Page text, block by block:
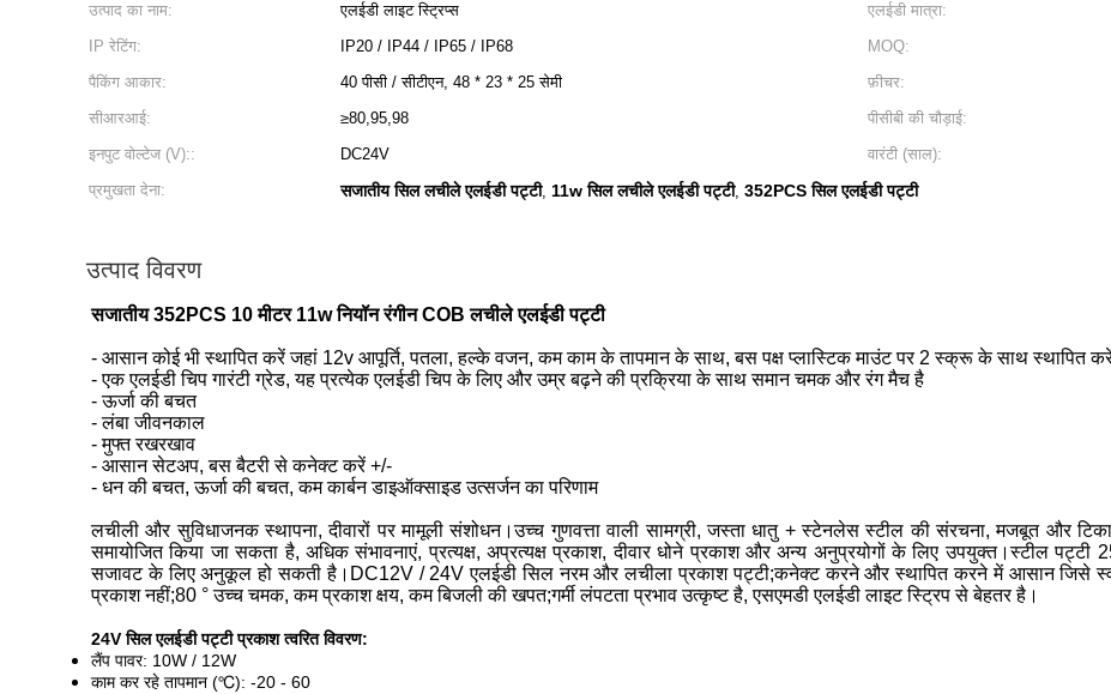
उत्पाद का नाम:
एलईडी लाइट स्ट्रिप्स एलईडी मात्रा:
IP रेटिंग:
IP20 / IP44 / IP65 / IP68 MOQ:
पैकिंग आकार:
40 पीसी / सीटीएन, 48 * 23 * 25 सेमी फ़ीचर:
सीआरआई:
≥80,95,98 पीसीबी की चौड़ाई:
इनपुट वोल्टेज (V)::
DC24V वारंटी (साल):
प्रमुखता देना:
सजातीय सिल लचीले एलईडी पट्टी, 11w सिल लचीले एलईडी पट्टी, 352PCS सिल एलईडी पट्टी
उत्पाद विवरण
सजातीय 352PCS 10 मीटर 11w नियॉन रंगीन COB लचीले एलईडी पट्टी
- आसान कोई भी स्थापित करें जहां 12v आपूर्ति, पतला, हल्के वजन, कम काम के तापमान के साथ, बस पक्ष प्लास्टिक माउंट पर 2 स्क्रू के साथ स्थापित
- एक एलईडी चिप गारंटी ग्रेड, यह प्रत्येक एलईडी चिप के लिए और उम्र बढ़ने की प्रक्रिया के साथ समान चमक और रंग मैच है
- ऊर्जा की बचत
- लंबा जीवनकाल
- मुफ्त रखरखाव
- आसान सेटअप, बस बैटरी से कनेक्ट करें +/-
- धन की बचत, ऊर्जा की बचत, कम कार्बन डाइऑक्साइड उत्सर्जन का परिणाम
लचीली और सुविधाजनक स्थापना, दीवारों पर मामूली संशोधन।उच्च गुणवत्ता वाली सामग्री, जस्ता धातु + स्टेनलेस स्टील की संरचना, मजबूत और
समायोजित किया जा सकता है, अधिक संभावनाएं, प्रत्यक्ष, अप्रत्यक्ष प्रकाश, दीवार धोने प्रकाश और अन्य अनुप्रयोगों के लिए उपयुक्त।स्टील
सजावट के लिए अनुकूल हो सकती है।DC12V / 24V एलईडी सिल नरम और लचीला प्रकाश पट्टी;कनेक्ट करने और स्थापित करने में आसान जिसे
प्रकाश नहीं;80 ° उच्च चमक, कम प्रकाश क्षय, कम बिजली की खपत;गर्मी लंपटता प्रभाव उत्कृष्ट है, एसएमडी एलईडी लाइट स्ट्रिप से बेहतर है।
24V सिल एलईडी पट्टी प्रकाश त्वरित विवरण:
लैंप पावर: 10W / 12W
काम कर रहे तापमान (℃): -20 - 60